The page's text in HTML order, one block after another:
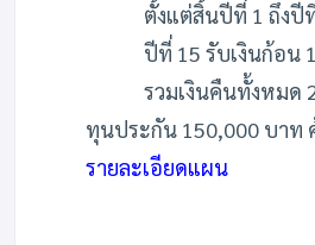
ตั้งแต่สิ้นปีที่ 1 ถึงปี
ปีที่ 15 รับเงินก้อน
รวมเงินคืนทั้งหมด
ทุนประกัน 150,000 บาท
รายละเอียดแผน